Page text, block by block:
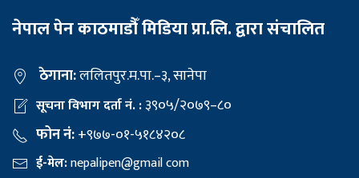
नेपाल पेन काठमाडौँ मिडिया प्रा.लि. द्वारा संचालित
ठेगाना:ललितपुर.म.पा.–३, सानेपा
सूचना विभाग दर्ता नं. :३९०५/२०७९–८०
फोन नं:+९७७-०१-५१८४२०८
ई-मेल:nepalipen@gmail com